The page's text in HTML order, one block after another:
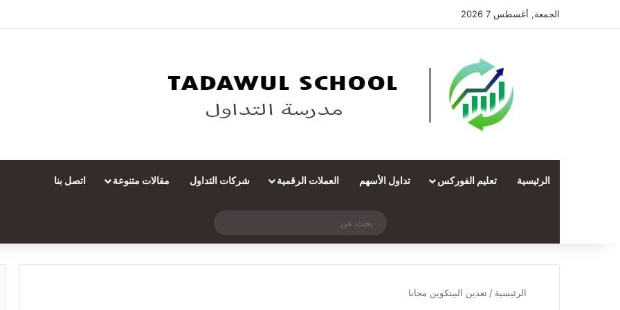
الجمعة, أغسطس 7 2026
الرئيسية تعليم الفوركس تداول الأسهم العملات الرقمية شركات التداول مقالات متنوعة اتصل بنا
تسجيل الدخول
مقال عشوائي
عن
الرئيسية / تعدين البيتكوين مجانا